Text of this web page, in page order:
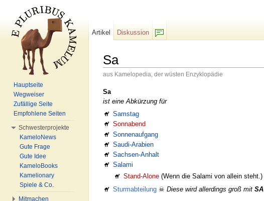
Sa
aus Kamelopedia, der wüsten Enzyklopädie
Sa
ist eine Abkürzung für
Samstag
Sonnabend
Sonnenaufgang
Saudi-Arabien
Sachsen-Anhalt
Salami
Stand-Alone(Wenn die Salami von allein steht.)
Sturmabteilung ☠Diese wird allerdings groß mitSA
Artikel
Diskussion
Hauptseite
Wegweiser
Zufällige Seite
Empfohlene Seiten
Schwesterprojekte
KameloNews
Gute Frage
Gute Idee
KameloBooks
Kamelionary
Spiele & Co.
Mitmachen